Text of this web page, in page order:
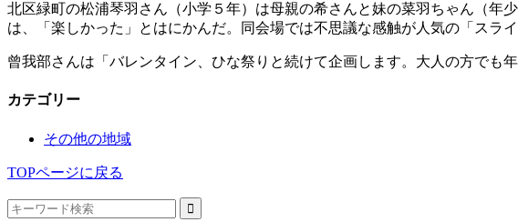
北区緑町の松浦琴羽さん（小学５年）は母親の希さんと妹の菜羽ちゃん（年
は、「楽しかった」とはにかんだ。同会場では不思議な感触が人気の「スラ
曾我部さんは「バレンタイン、ひな祭りと続けて企画します。大人の方でも
カテゴリー
その他の地域
TOPページに戻る